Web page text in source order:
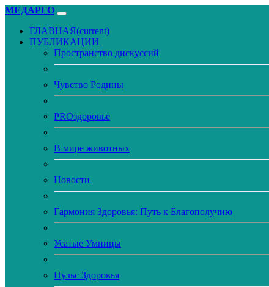
МЕДАРГО
ГЛАВНАЯ(current)
ПУБЛИКАЦИИ
Пространство дискуссий
Чувство Родины
PROздоровье
В мире животных
Новости
Гармония Здоровья: Путь к Благополучию
Усатые Умницы
Пульс Здоровья